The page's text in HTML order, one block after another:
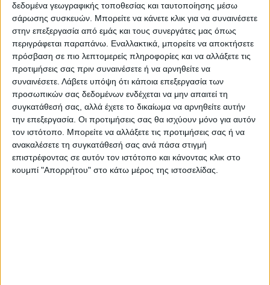
δεδομένα γεωγραφικής τοποθεσίας και ταυτοποίησης μέσω
σάρωσης συσκευών. Μπορείτε να κάνετε κλικ για να συναινέσετε
στην επεξεργασία από εμάς και τους συνεργάτες μας όπως
περιγράφεται παραπάνω. Εναλλακτικά, μπορείτε να αποκτήσετε
πρόσβαση σε πιο λεπτομερείς πληροφορίες και να αλλάξετε τις
προτιμήσεις σας πριν συναινέσετε ή να αρνηθείτε να
συναινέσετε. Λάβετε υπόψη ότι κάποια επεξεργασία των
προσωπικών σας δεδομένων ενδέχεται να μην απαιτεί τη
συγκατάθεσή σας, αλλά έχετε το δικαίωμα να αρνηθείτε αυτήν
την επεξεργασία. Οι προτιμήσεις σας θα ισχύουν μόνο για αυτόν
τον ιστότοπο. Μπορείτε να αλλάξετε τις προτιμήσεις σας ή να
ανακαλέσετε τη συγκατάθεσή σας ανά πάσα στιγμή
επιστρέφοντας σε αυτόν τον ιστότοπο και κάνοντας κλικ στο
κουμπί "Απορρήτου" στο κάτω μέρος της ιστοσελίδας.
ΝΕΟΣ ΑΓΩΝ
https://neosagon.gr
Η Αρχαιότερη Καθημερινή Πρωινή Εφημερίδα της Καρδίτσας